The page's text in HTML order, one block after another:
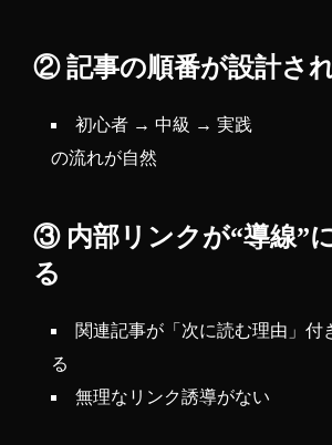
② 記事の順番が設計さ
初心者 → 中級 → 実践
の流れが自然
③ 内部リンクが“導線”
る
関連記事が「次に読む理由」付
る
無理なリンク誘導がない